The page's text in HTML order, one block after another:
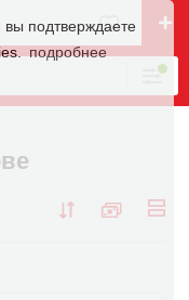
подтверждаете
подробнее